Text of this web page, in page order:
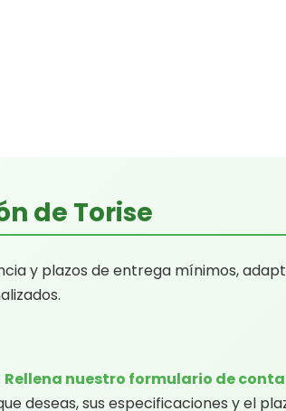
de Torise
y plazos de entrega mínimos,
Rellena nuestro formulario de
deseas, sus especificaciones y el